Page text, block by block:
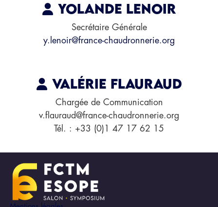
Yolande LENOIR
Secrétaire Générale
y.lenoir@france-chaudronnerie.org
Valérie FLAURAUD
Chargée de Communication
v.flauraud@france-chaudronnerie.org
Tél. : +33 (0)1 47 17 62 15